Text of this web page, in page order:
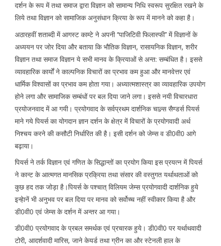
दर्शन के रूप में तथा समाज द्वारा विज्ञान को सामान्य निधि स्वरूप सुरक्षित रखने के
लिये तथा विज्ञान को सामाजिक अनुसंधान क्रिया के रूप में मानने को कहा है।
अठारहवीं शताब्दी में आगस्ट काम्टे ने अपनी ‘‘पाजिटिवी फिलास्फी’’ में विज्ञानों के
अध्ययन पर जोर दिया और बताया कि भौतिक विज्ञान, रासायनिक विज्ञान, शरीर
विज्ञान तथा समाज विज्ञान ये सभी मानव के क्रियाओं से अन्त: सम्बंधित है। इससे
व्यावहारिक कार्यों ने काल्पनिक विचारों का प्रभाव कम हुआ और मानवेत्तर एवं
धार्मिक विश्वासों का प्रभाव कम होता गया। अध्यात्मशास्त्र का व्यावहारिक उपयोग
होने लगा और सामाजिक सम्बंधों पर बल दिया जाने लगा। इससे नयी विचारधारा
प्रयोजनवाद में आ गयी। प्रयोगवाद के सर्वप्रथम दार्शनिक चाल्र्स सैण्डर्स पियर्स
माने गये पियर्स का योगदान ज्ञान दर्शन के क्षेत्र में विचारों के प्रयोगवादी अर्थ
निश्चय करने की कसौटी निर्धारित की है। इसी दर्शन को जेम्स व डी0वी0 आगे
बढ़ाया।
पियर्स ने तर्क विज्ञान एवं गणित के सिद्धान्तों का प्रयोग किया इस प्रयत्न में पियर्स
ने कान्ट के आत्मगत मानसिक प्रक्रिया तथा संसार की वस्तुगत यर्थाथताओं को
कुछ हद तक जोड़ा है।पियर्स के पश्चात् विलियम जेम्स प्रयोगवादी दार्शनिक हुये
इन्हेानें भी अनुभव पर बल दिया पर मानव को सर्वोच्च नहीं स्वीकार किया है और
डी0वी0 एवं जेम्स के दर्शन में अन्तर आ गया।
डी0वी0 प्रयोगवाद के प्रबल समर्थक एवं प्रचारक हुये। डी0वी0 पर यर्थाथवादी
टोरी, आदर्शवादी मारिस, जाने केयर्ड तथा ग्रीन का और स्टेनली हाल के